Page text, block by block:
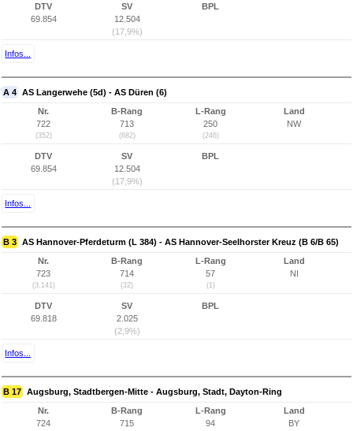
DTV
69.854
SV
12.504
(17,9%)
BPL
Infos...
A 4 AS Langerwehe (5d) - AS Düren (6)
Nr.
722
(352)
B-Rang
713
(682)
L-Rang
250
(246)
Land
NW
DTV
69.854
SV
12.504
(17,9%)
BPL
Infos...
B 3 AS Hannover-Pferdeturm (L 384) - AS Hannover-Seelhorster Kreuz (B 6/B 65)
Nr.
723
(3.141)
B-Rang
714
(32)
L-Rang
57
(1)
Land
NI
DTV
69.818
SV
2.025
(2,9%)
BPL
Infos...
B 17 Augsburg, Stadtbergen-Mitte - Augsburg, Stadt, Dayton-Ring
Nr.
724
B-Rang
715
L-Rang
94
Land
BY